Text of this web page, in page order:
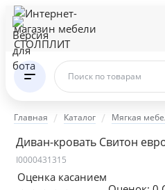
Поиск по товарам
Главная Каталог Мягкая
Диван-кровать Свитон
I0000431315
Оценка касанием